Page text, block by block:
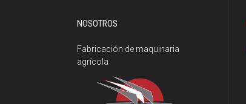
NOSOTROS
Fabricación de maquinaria
agrícola